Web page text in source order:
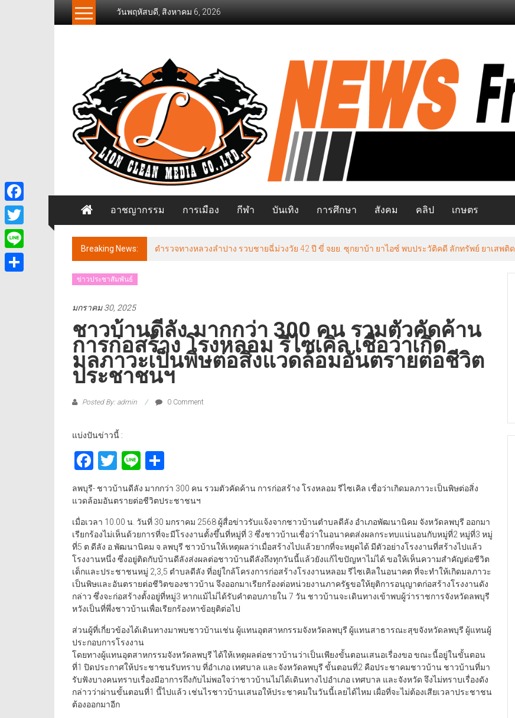
วันพฤหัสบดี, สิงหาคม 6, 2026
Freelancer
วส์
ฟรี
แลน
เซอร์
อาชญากรรม การเมือง กีฬา บันเทิง การศึกษา สังคม คลิป เกษตร
Breaking News: ตำรวจทางหลวงลำปาง รวบชายฉี่ม่วงวัย 42 ปี ขี่ จยย. ซุกยาบ้า ยาไอซ์ พบประวัติคดี ลักทรัพย์ ยาเสพติด
ข่าวประชาสัมพันธ์
มกราคม 30, 2025
ชาวบ้านดีลัง มากกว่า 300 คน รวมตัวคัดค้าน
การก่อสร้าง โรงหลอม รีไซเคิล เชื่อว่าเกิด
มลภาวะเป็นพิษต่อสิ่งแวดล้อมอันตรายต่อชีวิต
ประชาชนฯ
Posted By: admin 0 Comment
แบ่งปันข่าวนี้ :
Facebook
Twitter
Line
ลพบุรี- ชาวบ้านดีลัง มากกว่า 300 คน รวมตัวคัดค้าน การก่อสร้าง โรงหลอม รีไซเคิล เชื่อว่าเกิดมลภาวะเป็นพิษต่อสิ่ง
แวดล้อมอันตรายต่อชีวิตประชาชนฯ
เมื่อเวลา 10.00 น. วันที่ 30 มกราคม 2568 ผู้สื่อข่าวรับแจ้งจากชาวบ้านตำบลดีลัง อำเภอพัฒนานิคม จังหวัดลพบุรี ออกมา
เรียกร้องไม่เห็นด้วยการที่จะมีโรงงานตั้งขึ้นที่หมู่ที่ 3 ซึ่งชาวบ้านเชื่อว่าในอนาคตส่งผลกระทบแน่นอนกับหมู่ที่2 หมู่ที่3 หมู่
ที่5 ต.ดีลัง อ.พัฒนานิคม จ.ลพบุรี ชาวบ้านให้เหตุผลว่าเมื่อสร้างไปแล้วยากที่จะหยุดได้ มีตัวอย่างโรงงานที่สร้างไปแล้ว
โรงงานหนึ่ง ซึ่งอยู่ติดกับบ้านดีลังส่งผลต่อชาวบ้านดีลังถึงทุกวันนี้แล้วยังแก้ไขปัญหาไม่ได้ ขอให้เห็นความสำคัญต่อชีวิต
เด็กและประชาชนหมู่ 2,3,5 ตำบลดีลัง ที่อยู่ใกล้โครงการก่อสร้างโรงงานหลอม รีไซเคิลในอนาคต ที่จะทำให้เกิดมลภาวะ
เป็นพิษและอันตรายต่อชีวิตของชาวบ้าน จึงออกมาเรียกร้องต่อหน่วยงานภาครัฐขอให้ยุติการอนุญาตก่อสร้างโรงงานดัง
กล่าว ซึ่งจะก่อสร้างตั้งอยู่ที่หมู่3 หากแม้ไม่ได้รับคำตอบภายใน 7 วัน ชาวบ้านจะเดินทางเข้าพบผู้ว่าราชการจังหวัดลพบุรี
หวังเป็นที่พึ่งชาวบ้านเพื่อเรียกร้องหาข้อยุติต่อไป
ส่วนผู้ที่เกี่ยวข้องได้เดินทางมาพบชาวบ้านเช่น ผู้แทนอุตสาหกรรมจังหวัดลพบุรี ผู้แทนสาธารณะสุขจังหวัดลพบุรี ผู้แทนผู้
ประกอบการโรงงาน
โดยทางผู้แทนอุตสาหกรรมจังหวัดลพบุรี ได้ให้เหตุผลต่อชาวบ้านว่าเป็นเพียงขั้นตอนเสนอเรื่องขอ ขณะนี้อยู่ในขั้นตอน
ที่1 ปิดประกาศให้ประชาชนรับทราบ ที่อำเภอ เทศบาล และจังหวัดลพบุรี ขั้นตอนที่2 คือประชาคมชาวบ้าน ชาวบ้านที่มา
รับฟังบางคนทราบเรื่องมีอาการถึงกับไม่พอใจว่าชาวบ้านไม่ได้เดินทางไปอำเภอ เทศบาล และจังหวัด จึงไม่ทราบเรื่องดัง
กล่าวว่าผ่านขั้นตอนที่1 นี้ไปแล้ว เช่นไรชาวบ้านเสนอให้ประชาคมในวันนี้เลยได้ไหม เผื่อที่จะไม่ต้องเสียเวลาประชาชน
ต้องออกมาอีก
Facebook
Twitter
Line